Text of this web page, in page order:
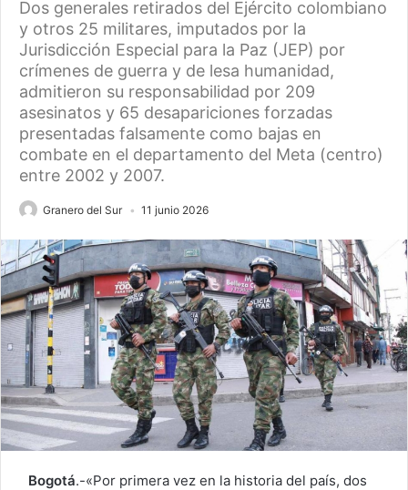
Dos generales retirados del Ejército colombiano
y otros 25 militares, imputados por la
Jurisdicción Especial para la Paz (JEP) por
crímenes de guerra y de lesa humanidad,
admitieron su responsabilidad por 209
asesinatos y 65 desapariciones forzadas
presentadas falsamente como bajas en
combate en el departamento del Meta (centro)
entre 2002 y 2007.
Granero del Sur 11 junio 2026
Bogotá.-«Por primera vez en la historia del país, dos